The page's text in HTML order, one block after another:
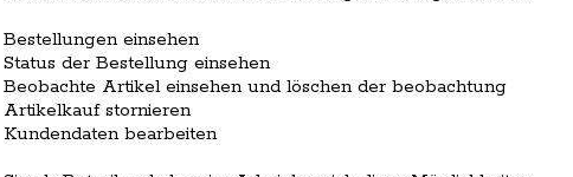
Bestellungen einsehen
Status der Bestellung einsehen
Beobachte Artikel einsehen und löschen der beobachtung
Artikelkauf stornieren
Kundendaten bearbeiten